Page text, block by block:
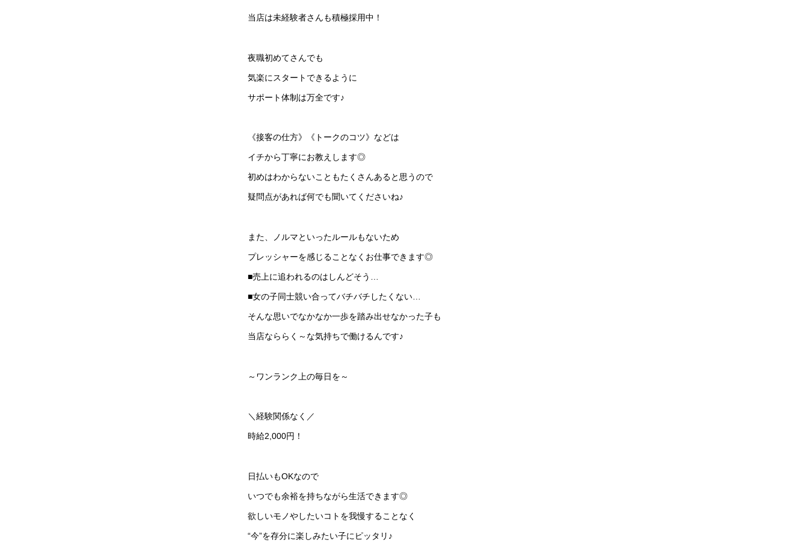
当店は未経験者さんも積極採用中！
夜職初めてさんでも
気楽にスタートできるように
サポート体制は万全です♪
《接客の仕方》《トークのコツ》などは
イチから丁寧にお教えします◎
初めはわからないこともたくさんあると思うので
疑問点があれば何でも聞いてくださいね♪
また、ノルマといったルールもないため
プレッシャーを感じることなくお仕事できます◎
■売上に追われるのはしんどそう…
■女の子同士競い合ってバチバチしたくない…
そんな思いでなかなか一歩を踏み出せなかった子も
当店なららく～な気持ちで働けるんです♪
～ワンランク上の毎日を～
＼経験関係なく／
時給2,000円！
日払いもOKなので
いつでも余裕を持ちながら生活できます◎
欲しいモノやしたいコトを我慢することなく
“今”を存分に楽しみたい子にピッタリ♪